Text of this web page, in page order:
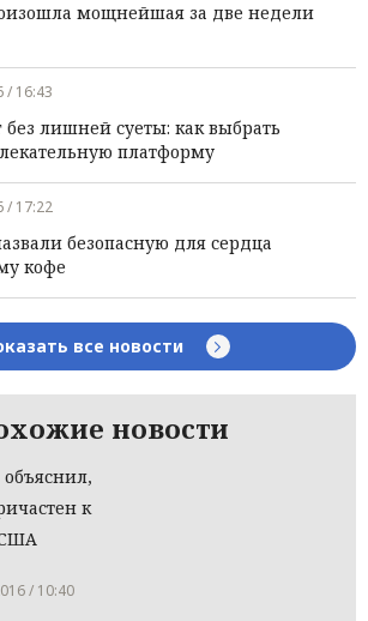
мощнейшая за две недели
/ 16:43
лишней суеты: как выбрать
платформу
/ 17:22
безопасную для сердца
кофе
все новости
новости
к
США
/ 10:40